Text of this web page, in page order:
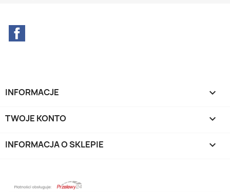
INFORMACJE 
TWOJE KONTO 
INFORMACJA O SKLEPIE keyboard_arrow_down